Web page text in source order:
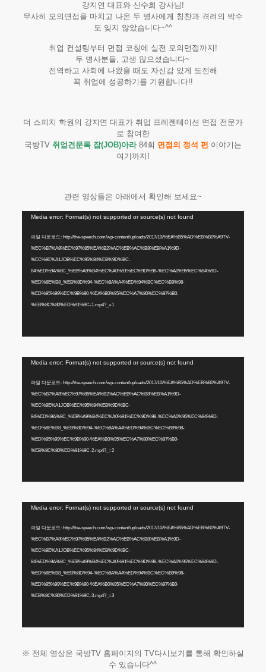
강지연 대표와 신수희 강사님!
무사히 모의면접을 마치고 나온 두 병사에게 칭찬과 격려의 박수
도 잊지 않았습니다~^^
취업 컨설팅부터 면접 코칭에 실전 모의면접까지!
두 병사분들, 고생 많으셨습니다~
전역하고 사회에 나왔을 때도 자신감 있게 도전해
꼭 취업에 성공하기를 기원합니다!!
더 스피치 학원의 강지연 대표가 취업 프레젠테이션 면접 전문가
로 참여한
국방TV 취업견문록 잡(JOB)아라84회 면접의 정석 편 이야기는
여기까지!
관련 영상들은 아래에서 확인해 보세요~
Media error: Format(s) not supported or source(s) not found
파일 다운로드: http://the-speech.com/wp-content/uploads/2017/10/%EA%B5%AD%EB%B0%A9TV-
%EC%B7%A8%EC%97%85%EA%B2%AC%EB%AC%B8%EB%A1%9D-
%EC%9E%A1JOB%EC%95%84%EB%9D%BC-
84%ED%9A%8C_%EB%A9%B4%EC%A0%91%EC%9D%98-%EC%A0%95%EC%84%9D-
%ED%8E%B8_%EB%8D%94-%EC%8A%A4%ED%94%BC%EC%B9%98-
%ED%95%99%EC%9B%90-%EA%B0%95%EC%A7%80%EC%97%B0-
%EB%8C%80%ED%91%9C-1.mp4?_=1
Media error: Format(s) not supported or source(s) not found
파일 다운로드: http://the-speech.com/wp-content/uploads/2017/10/%EA%B5%AD%EB%B0%A9TV-
%EC%B7%A8%EC%97%85%EA%B2%AC%EB%AC%B8%EB%A1%9D-
%EC%9E%A1JOB%EC%95%84%EB%9D%BC-
84%ED%9A%8C_%EB%A9%B4%EC%A0%91%EC%9D%98-%EC%A0%95%EC%84%9D-
%ED%8E%B8_%EB%8D%94-%EC%8A%A4%ED%94%BC%EC%B9%98-
%ED%95%99%EC%9B%90-%EA%B0%95%EC%A7%80%EC%97%B0-
%EB%8C%80%ED%91%9C-2.mp4?_=2
Media error: Format(s) not supported or source(s) not found
파일 다운로드: http://the-speech.com/wp-content/uploads/2017/10/%EA%B5%AD%EB%B0%A9TV-
%EC%B7%A8%EC%97%85%EA%B2%AC%EB%AC%B8%EB%A1%9D-
%EC%9E%A1JOB%EC%95%84%EB%9D%BC-
84%ED%9A%8C_%EB%A9%B4%EC%A0%91%EC%9D%98-%EC%A0%95%EC%84%9D-
%ED%8E%B8_%EB%8D%94-%EC%8A%A4%ED%94%BC%EC%B9%98-
%ED%95%99%EC%9B%90-%EA%B0%95%EC%A7%80%EC%97%B0-
%EB%8C%80%ED%91%9C-3.mp4?_=3
※ 전체 영상은 국방TV 홈페이지의 TV다시보기를 통해 확인하실
수 있습니다^^